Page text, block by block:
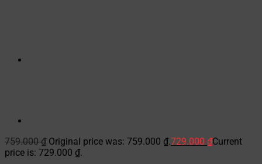
759.000₫ Original price was: 759.000 ₫.729.000 ₫Current
price is: 729.000 ₫.